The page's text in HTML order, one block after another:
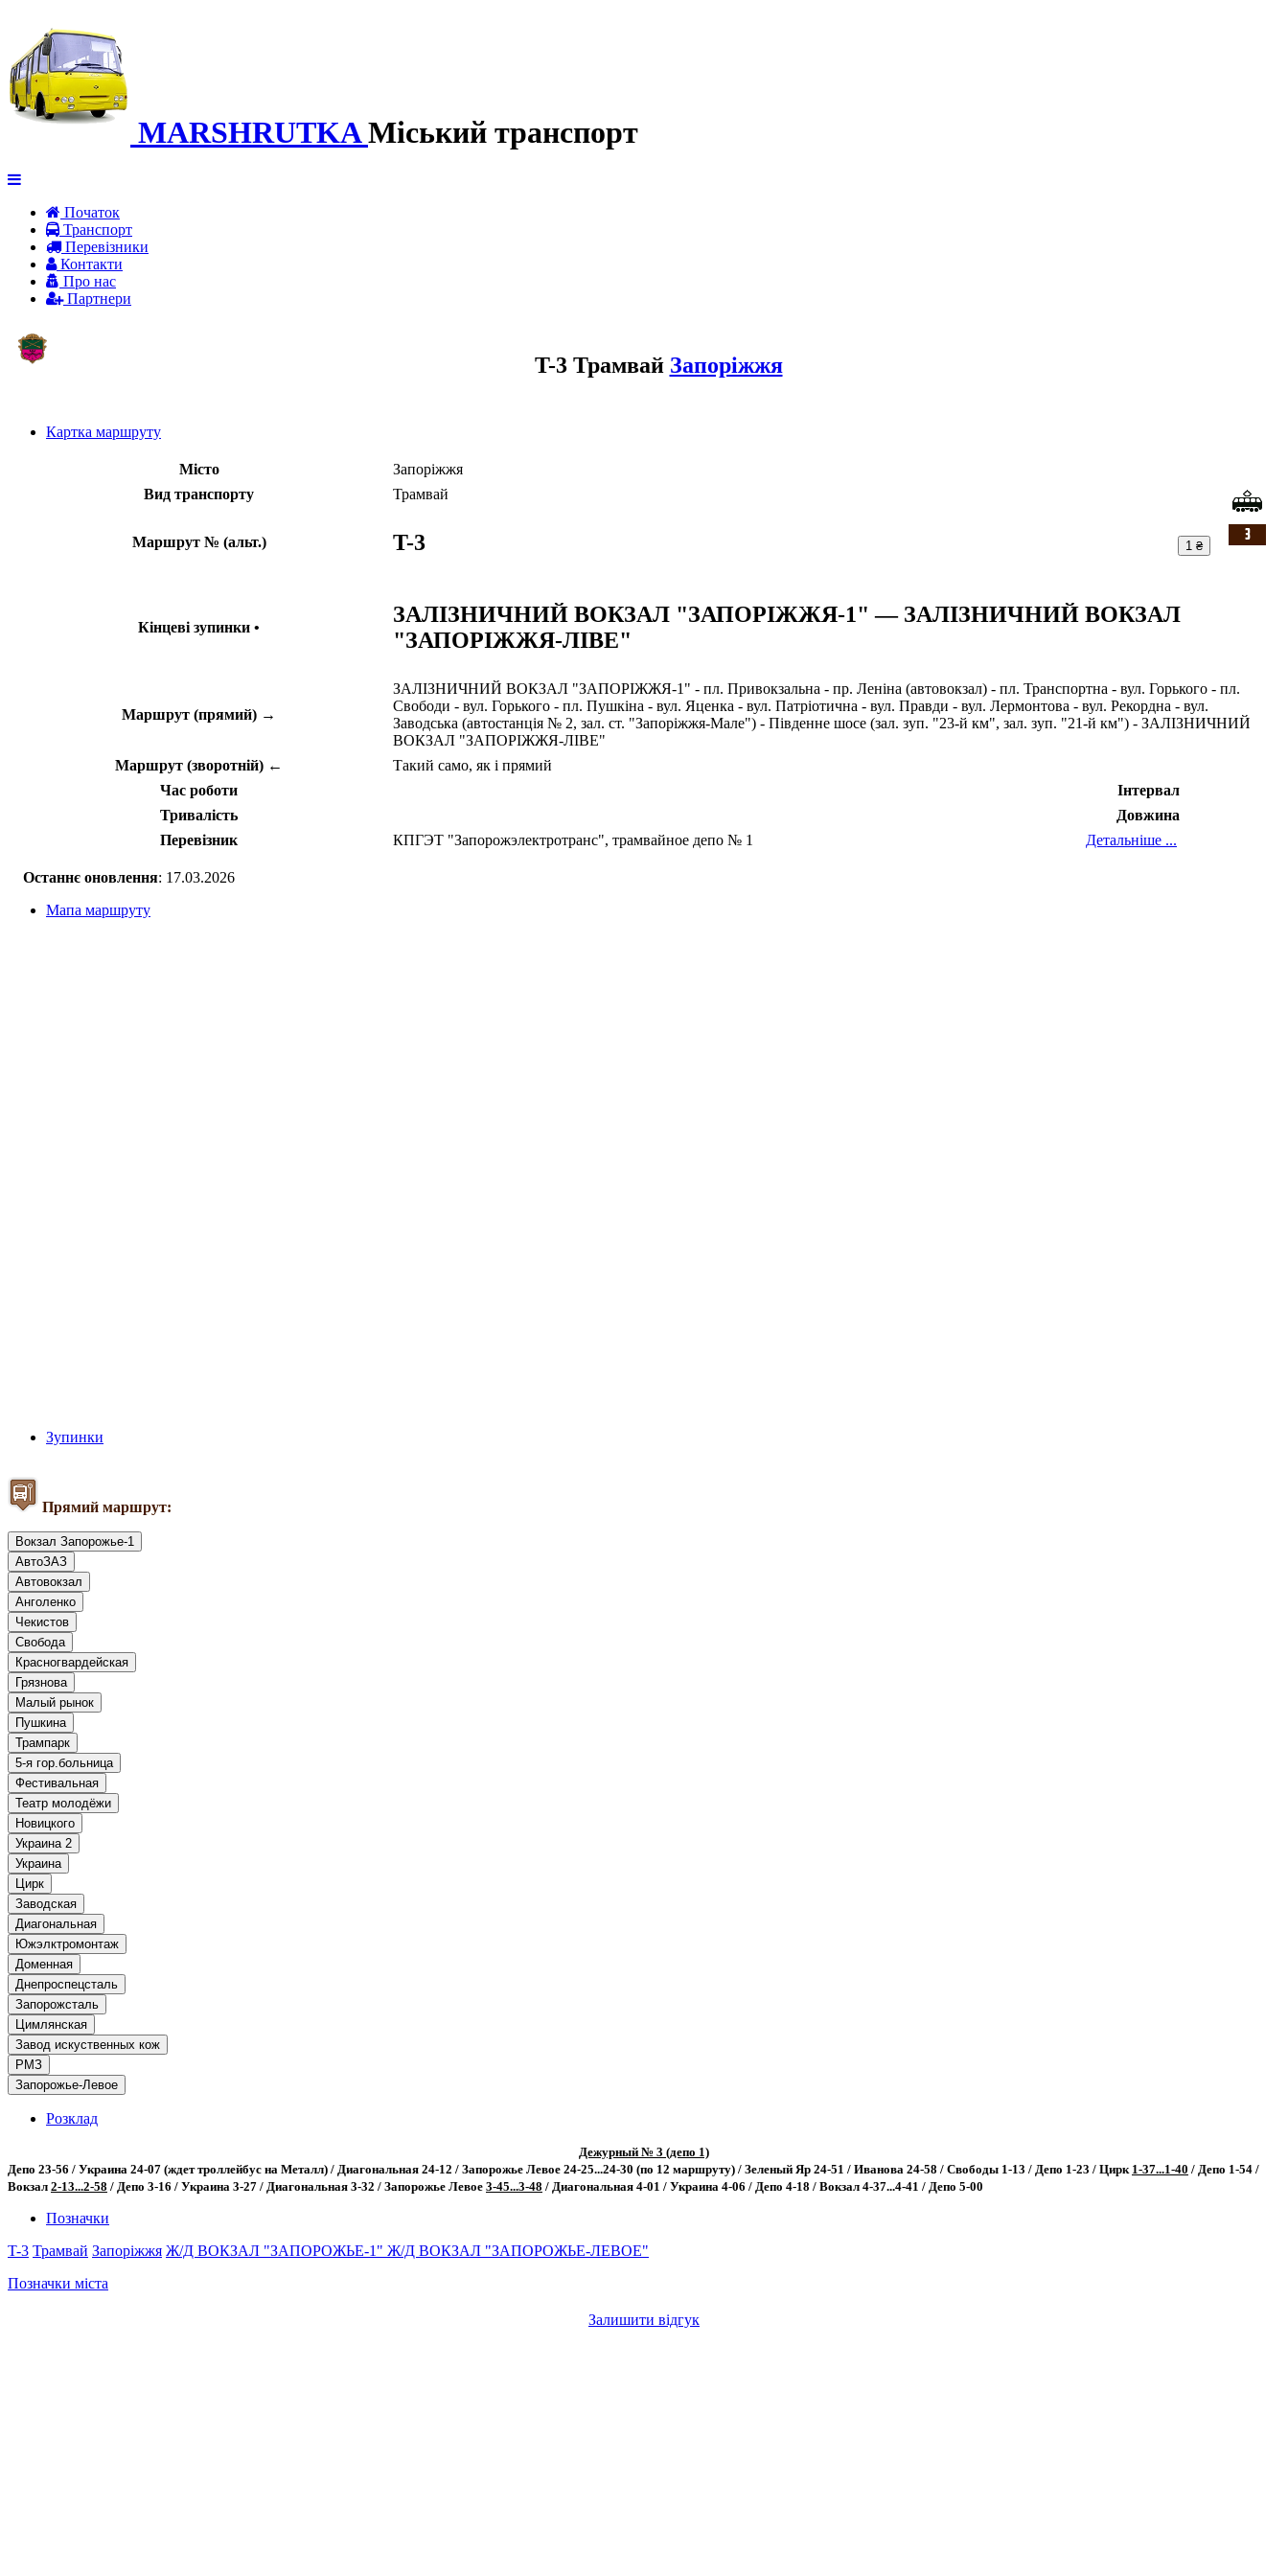
MARSHRUTKA Міський транспорт
Початок
Транспорт
Перевiзники
Контакти
Про нас
Партнери
T-3 Трамвай Запоріжжя
Картка маршруту
Місто
Запоріжжя
Вид транспорту
Трамвай
Маршрут № (альт.) T-3 1 ₴
Кінцеві зупинки •
ЗАЛІЗНИЧНИЙ ВОКЗАЛ "ЗАПОРІЖЖЯ-1" — ЗАЛІЗНИЧНИЙ ВОКЗАЛ
"ЗАПОРІЖЖЯ-ЛІВЕ"
Маршрут (прямий) →
ЗАЛІЗНИЧНИЙ ВОКЗАЛ "ЗАПОРІЖЖЯ-1" - пл. Привокзальна - пр. Леніна (автовокзал) - пл. Транспортна - вул. Горького - пл.
Свободи - вул. Горького - пл. Пушкіна - вул. Яценка - вул. Патріотична - вул. Правди - вул. Лермонтова - вул. Рекордна - вул.
Заводська (автостанція № 2, зал. ст. "Запоріжжя-Мале") - Південне шосе (зал. зуп. "23-й км", зал. зуп. "21-й км") - ЗАЛІЗНИЧНИЙ
ВОКЗАЛ "ЗАПОРІЖЖЯ-ЛІВЕ"
Маршрут (зворотній) ←
Такий само, як і прямий
Час роботи
Інтервал
Тривалість
Довжина
Перевізник
КПГЭТ "Запорожэлектротранс", трамвайное депо № 1 Детальніше ...
Останнє оновлення: 17.03.2026
Мапа маршруту
Зупинки
Прямий маршрут:
Вокзал Запорожье-1
АвтоЗАЗ
Автовокзал
Анголенко
Чекистов
Свобода
Красногвардейская
Грязнова
Малый рынок
Пушкина
Трампарк
5-я гор.больница
Фестивальная
Театр молодёжи
Новицкого
Украина 2
Украина
Цирк
Заводская
Диагональная
Южэлктромонтаж
Доменная
Днепроспецсталь
Запорожсталь
Цимлянская
Завод искуственных кож
РМЗ
Запорожье-Левое
Розклад
Дежурный № 3 (депо 1)
Депо 23-56 / Украина 24-07 (ждет троллейбус на Металл) / Диагональная 24-12 / Запорожье Левое 24-25...24-30 (по 12 маршруту) / Зеленый Яр 24-51 / Иванова 24-58 / Свободы 1-13 / Депо 1-23 / Цирк 1-37...1-40 / Депо 1-54 /
Вокзал 2-13...2-58 / Депо 3-16 / Украина 3-27 / Диагональная 3-32 / Запорожье Левое 3-45...3-48 / Диагональная 4-01 / Украина 4-06 / Депо 4-18 / Вокзал 4-37...4-41 / Депо 5-00
Позначки
T-3 Трамвай Запоріжжя Ж/Д ВОКЗАЛ "ЗАПОРОЖЬЕ-1" Ж/Д ВОКЗАЛ "ЗАПОРОЖЬЕ-ЛЕВОЕ"
Позначки міста
Залишити відгук